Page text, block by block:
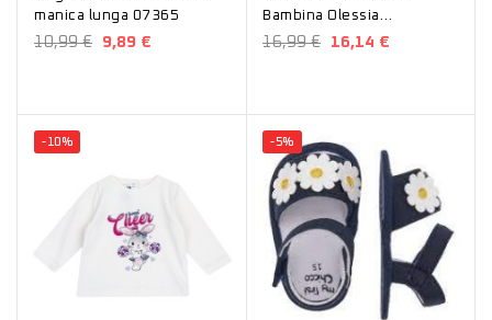
manica lunga 07365
10,99 € 9,89 €
Bambina Olessia
01106701000000
16,99 € 16,14 €
-10% -5%